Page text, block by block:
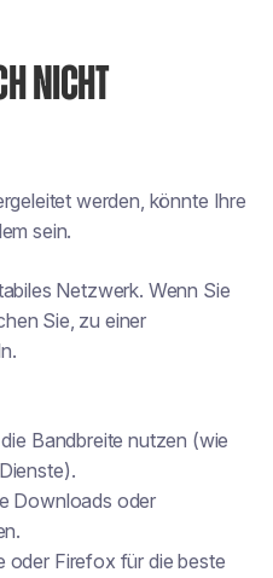
NICHT
werden, könnte Ihre
sein.
Netzwerk. Wenn Sie
Sie, zu einer
Bandbreite nutzen (wie
Downloads oder
oder Firefox für die beste